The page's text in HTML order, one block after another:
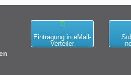
Eintragung in eMail-
Verteiler